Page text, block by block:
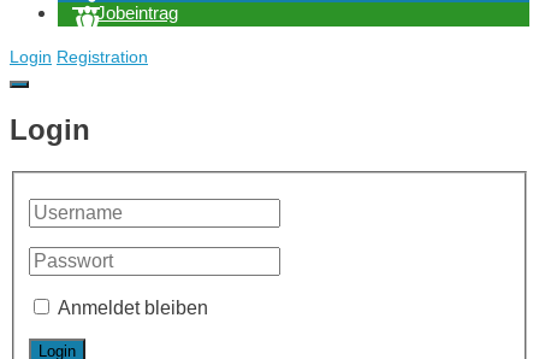
Jobeintrag
Login Registration
Login
Anmeldet bleiben